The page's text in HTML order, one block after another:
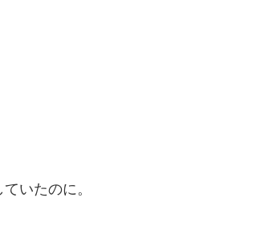
いたのに。